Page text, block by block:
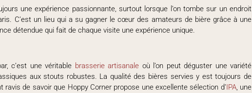
une expérience passionnante, surtout lorsque l’on tombe sur un endroit
C’est un lieu qui a su gagner le cœur des amateurs de bière grâce à une
détendue qui fait de chaque visite une expérience unique.
c’est une véritable brasserie artisanale où l’on peut déguster une variété
aux stouts robustes. La qualité des bières servies y est toujours de
ravis de savoir que Hoppy Corner propose une excellente sélection d’IPA, une